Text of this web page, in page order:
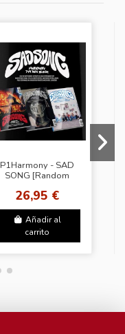
P1Harmony - SAD
SONG [Random
26,95 €
Añadir al
carrito